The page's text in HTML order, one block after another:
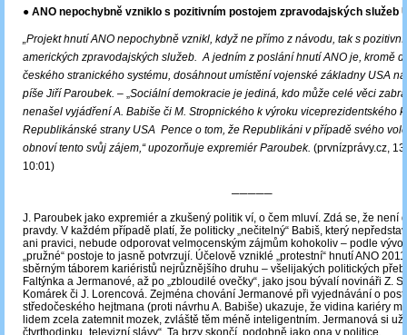
● ANO nepochybně vzniklo s pozitivním postojem zpravodajských služeb
„Projekt hnutí ANO nepochybně vznikl, když ne přímo z návodu, tak s
amerických zpravodajských služeb. A jedním z poslání hnutí ANO je, kromě
českého stranického systému, dosáhnout umístění vojenské základny USA na
píše Jiří Paroubek. – „Sociální demokracie je jediná, kdo může celé věci
nenašel vyjádření A. Babiše či M. Stropnického k výroku viceprezidentského
Republikánské strany USA Pence o tom, že Republikáni v případě svého
obnoví tento svůj zájem,“ upozorňuje expremiér Paroubek. (prvnízprávy.cz,
10:01)
─────
J. Paroubek jako expremiér a zkušený politik ví, o čem mluví. Zdá se, že není
pravdy. V každém případě platí, že politicky „nečitelný“ Babiš, který
ani pravici, nebude odporovat velmocenským zájmům kohokoliv – podle
„pružné“ postoje to jasně potvrzují. Účelově vzniklé „protestní“ hnutí ANO
sběrným táborem kariéristů nejrůznějšího druhu – všelijakých politických
Faltýnka a Jermanové, až po „zbloudilé ovečky“, jako jsou bývalí novináři Z.
Komárek či J. Lorencová. Zejména chování Jermanové při vyjednávání o
středočeského hejtmana (proti návrhu A. Babiše) ukazuje, že vidina kariéry
lidem zcela zatemnit mozek, zvláště těm méně inteligentním. Jermanová si
čtvrthodinku „televizní slávy“. Ta brzy skončí, podobně jako ona v politice.